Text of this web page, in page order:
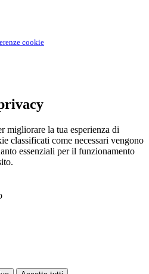
cookie
migliorare la tua esperienza di
classificati come necessari vengono
essenziali per il funzionamento